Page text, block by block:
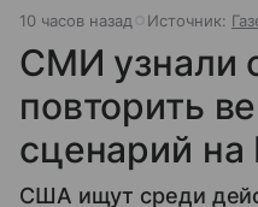
10 часов назад Источник:
СМИ узнали
повторить
сценарий на
США ищут среди